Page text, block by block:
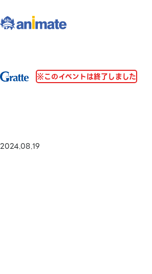
※このイベントは終了しました
2024.08.19